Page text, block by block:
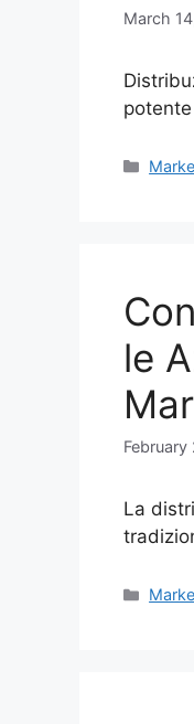
March
le
February
La